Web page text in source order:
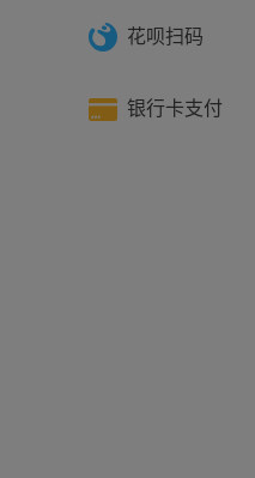
花呗扫码
银行卡支付